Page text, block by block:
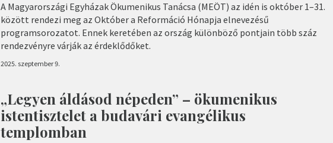
A Magyarországi Egyházak Ökumenikus Tanácsa (MEÖT) az idén is október 1–31.
között rendezi meg az Október a Reformáció Hónapja elnevezésű
programsorozatot. Ennek keretében az ország különböző pontjain több száz
rendezvényre várják az érdeklődőket.
2025. szeptember 9.
„Legyen áldásod népeden” – ökumenikus
istentisztelet a budavári evangélikus
templomban